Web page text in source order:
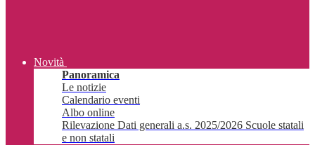
Novità
Panoramica
Le notizie
Calendario eventi
Albo online
Rilevazione Dati generali a.s. 2025/2026 Scuole statali
e non statali